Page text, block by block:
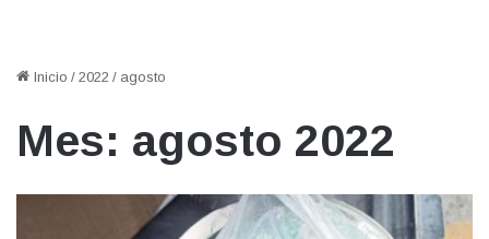
Inicio / 2022 / agosto
Mes: agosto 2022